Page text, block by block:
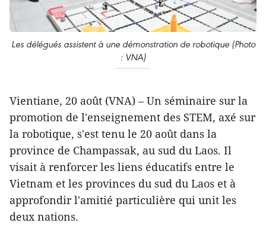
Les délégués assistent à une démonstration de robotique (Photo
: VNA)
Vientiane, 20 août (VNA) – Un séminaire sur la
promotion de l'enseignement des STEM, axé sur
la robotique, s'est tenu le 20 août dans la
province de Champassak, au sud du Laos. Il
visait à renforcer les liens éducatifs entre le
Vietnam et les provinces du sud du Laos et à
approfondir l'amitié particulière qui unit les
deux nations.